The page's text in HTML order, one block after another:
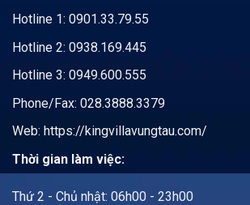
Hotline 1: 0901.33.79.55
Hotline 2: 0938.169.445
Hotline 3: 0949.600.555
Phone/Fax: 028.3888.3379
Web: https://kingvillavungtau.com/
Thời gian làm việc:
Thứ 2 - Chủ nhật: 06h00 - 23h00